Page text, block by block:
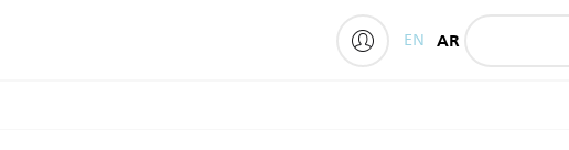
AR
EN